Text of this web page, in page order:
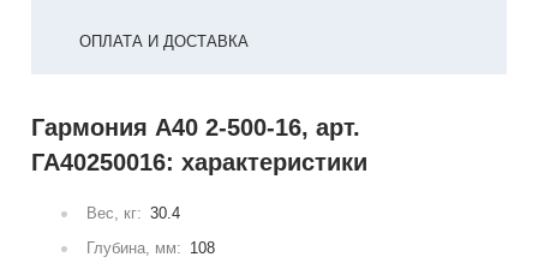
ОПЛАТА И ДОСТАВКА
Гармония А40 2-500-16, арт.
ГА40250016: характеристики
Вес, кг: 30.4
Глубина, мм: 108